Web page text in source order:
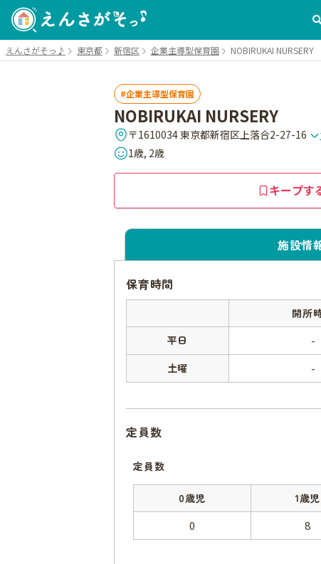
えんさがそっ♪ 東京都 新宿区 企業主導型保育園 NOBIRUKAI NURSERY
企業主導型保育園
NOBIRUKAI NURSERY
〒1610034 東京都新宿区上落合2-27-16
1歳, 2歳
キープす
施設情
保育時間
開所
平日
-
土曜 -
定員数
定員数
0歳児 1歳児
0 8